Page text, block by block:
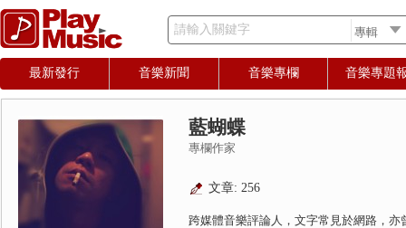
請輸入關鍵字
最新發行 音樂新聞 音樂專欄 音樂專題
藍蝴蝶
專欄作家
文章: 256
跨媒體音樂評論人，文字常見於網路，